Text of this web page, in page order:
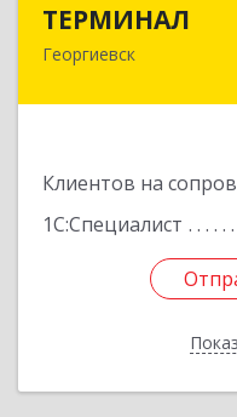
ТЕРМИНАЛ
Георгиевск
Клиентов на
1С:Специалист
357820,